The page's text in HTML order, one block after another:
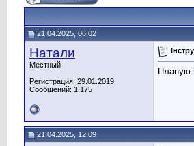
21.04.2025, 06:02
Натали
Местный
Регистрация: 29.01.2019
Сообщений: 1,175
Планую
21.04.2025, 12:09